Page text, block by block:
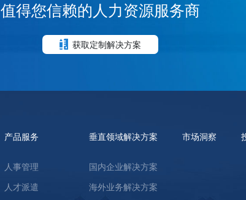
值得您信赖的人力资源服务商
获取定制解决方案
产品服务
人事管理
人才派遣
垂直领域解决方案
国内企业解决方案
海外业务解决方案
市场洞察